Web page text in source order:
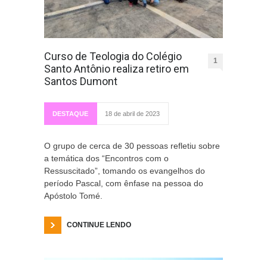
Curso de Teologia do Colégio
Santo Antônio realiza retiro em
Santos Dumont
1
DESTAQUE 18 de abril de 2023
O grupo de cerca de 30 pessoas refletiu sobre
a temática dos “Encontros com o
Ressuscitado”, tomando os evangelhos do
período Pascal, com ênfase na pessoa do
Apóstolo Tomé.
CONTINUE LENDO